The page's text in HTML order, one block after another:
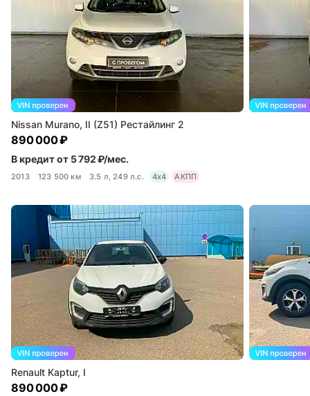
Nissan Murano, II (Z51) Рестайлинг 2
890 000 ₽
В кредит от 5 792 ₽/мес.
2013 123 500 км 3.5 л, 249 л.с. 4x4 АКПП
Renault Kaptur, I
890 000 ₽